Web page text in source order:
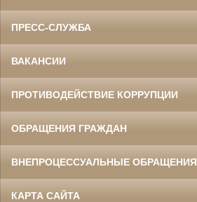
ПРЕСС-СЛУЖБА
ВАКАНСИИ
ПРОТИВОДЕЙСТВИЕ КОРРУПЦИИ
ОБРАЩЕНИЯ ГРАЖДАН
ВНЕПРОЦЕССУАЛЬНЫЕ ОБРАЩЕНИЯ
КАРТА САЙТА